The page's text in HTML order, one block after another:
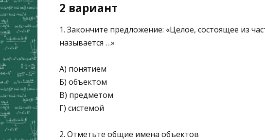
2 вариант
1. Закончите предложение: «Целое, состоящее из
называется …»
А) понятием
Б) объектом
В) предметом
Г) системой
2. Отметьте общие имена объектов